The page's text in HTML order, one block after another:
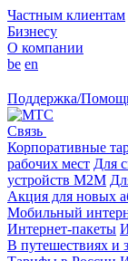
Частным клиентам
Бизнесу
О компании
be en
Поддержка/
Связь
Корпоративные
рабочих мест Для
устройств M2M
Акция для новых
Мобильный
Интернет-пакеты
В путешествиях и